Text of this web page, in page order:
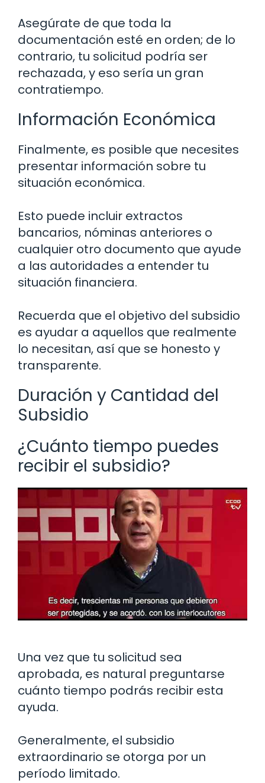
Asegúrate de que toda la
documentación esté en orden; de lo
contrario, tu solicitud podría ser
rechazada, y eso sería un gran
contratiempo.
Información Económica
Finalmente, es posible que necesites
presentar información sobre tu
situación económica.
Esto puede incluir extractos
bancarios, nóminas anteriores o
cualquier otro documento que ayude
a las autoridades a entender tu
situación financiera.
Recuerda que el objetivo del subsidio
es ayudar a aquellos que realmente
lo necesitan, así que se honesto y
transparente.
Duración y Cantidad del
Subsidio
¿Cuánto tiempo puedes
recibir el subsidio?
Una vez que tu solicitud sea
aprobada, es natural preguntarse
cuánto tiempo podrás recibir esta
ayuda.
Generalmente, el subsidio
extraordinario se otorga por un
período limitado.